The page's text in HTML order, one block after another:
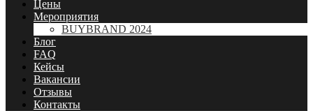
Цены
Мероприятия
BUYBRAND 2024
Блог
FAQ
Кейсы
Вакансии
Отзывы
Контакты